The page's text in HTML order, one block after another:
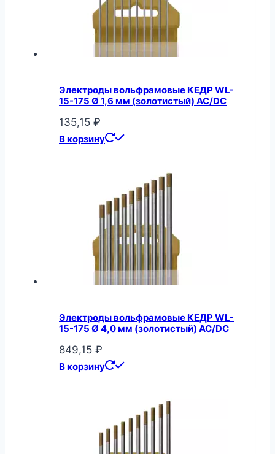
Электроды вольфрамовые КЕДР WL-
15-175 Ø 1,6 мм (золотистый) AC/DC
135,15 ₽
В корзину
Электроды вольфрамовые КЕДР WL-
15-175 Ø 4,0 мм (золотистый) AC/DC
849,15 ₽
В корзину